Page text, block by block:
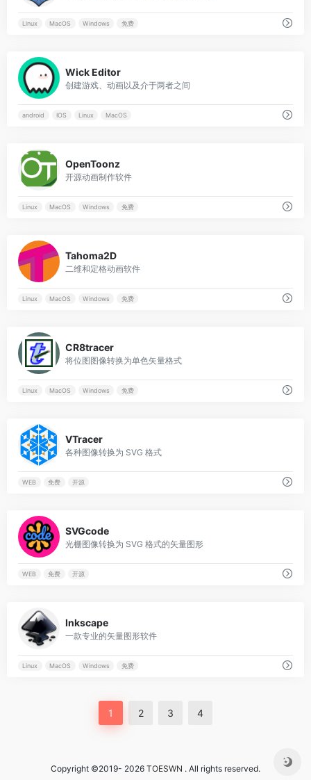
Linux MacOS Windows 免费
Wick Editor
创建游戏、动画以及介于两者之间
android IOS Linux MacOS
OpenToonz
开源动画制作软件
Linux MacOS Windows 免费
Tahoma2D
二维和定格动画软件
Linux MacOS Windows 免费
CR8tracer
将位图图像转换为单色矢量格式
Linux MacOS Windows 免费
VTracer
各种图像转换为 SVG 格式
WEB 免费 开源
SVGcode
光栅图像转换为 SVG 格式的矢量图形
WEB 免费 开源
Inkscape
一款专业的矢量图形软件
Linux MacOS Windows 免费
1 2 3 4
Copyright ©2019- 2026 TOESWN . All rights reserved.